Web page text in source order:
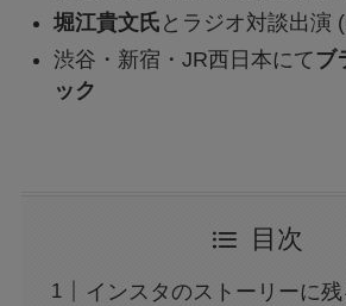
堀江貴文氏 とラジオ対談出演
渋谷・新宿・JR西日本にてブ
ック
目次
インスタのストーリーに残